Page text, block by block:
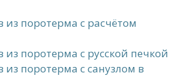
поротерма с расчётом
поротерма с русской печкой
поротерма с санузлом в